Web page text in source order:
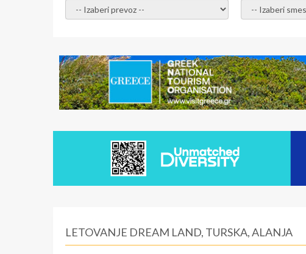
- izaberi prevoz - - Izaberite
LETOVANJE DREAM LAND, TURSKA, ALANJA